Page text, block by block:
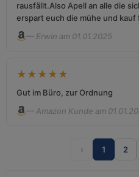
rausfällt.Also Apell an alle die
erspart euch die mühe und kauf
— Erwin am 01.01.2025
★ ★ ★ ★ ★
Gut im Büro, zur Ordnung
— Amazon Kunde am
‹ 1 2